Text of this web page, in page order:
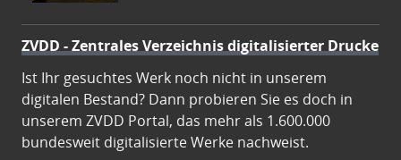
ZVDD - Zentrales Verzeichnis digitalisierter Drucke
Ist Ihr gesuchtes Werk noch nicht in unserem
digitalen Bestand? Dann probieren Sie es doch in
unserem ZVDD Portal, das mehr als 1.600.000
bundesweit digitalisierte Werke nachweist.